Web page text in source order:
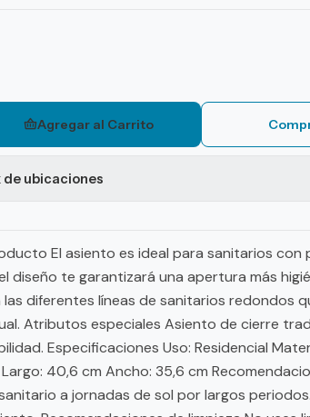
Agregar al Carrito
ubicaciones
El asiento es ideal para sanitarios con
diseño te garantizará una apertura más
diferentes líneas de sanitarios redondos
Atributos especiales Asiento de cierre
Especificaciones Uso: Residencial
40,6 cm Ancho: 35,6 cm
a jornadas de sol por largos